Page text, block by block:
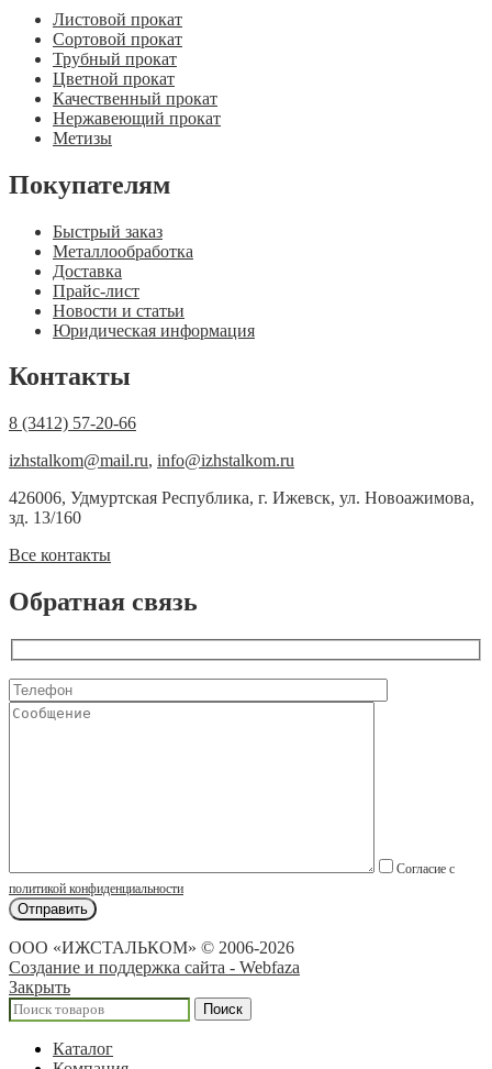
Листовой прокат
Сортовой прокат
Трубный прокат
Цветной прокат
Качественный прокат
Нержавеющий прокат
Метизы
Покупателям
Быстрый заказ
Металлообработка
Доставка
Прайс-лист
Новости и статьи
Юридическая информация
Контакты
8 (3412) 57-20-66
izhstalkom@mail.ru, info@izhstalkom.ru
426006, Удмуртская Республика, г. Ижевск, ул. Новоажимова,
зд. 13/160
Все контакты
Обратная связь
Согласие с
политикой конфиденциальности
ООО «ИЖСТАЛЬКОМ» © 2006-2026
Создание и поддержка сайта - Webfaza
Закрыть
Поиск
Каталог